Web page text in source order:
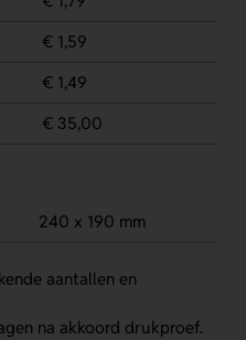
€ 1,59
€ 1,49
€ 35,00
240 x 190 mm
aantallen en
na akkoord drukproef.